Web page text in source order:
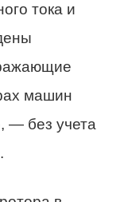
тока и
машин
— без учета